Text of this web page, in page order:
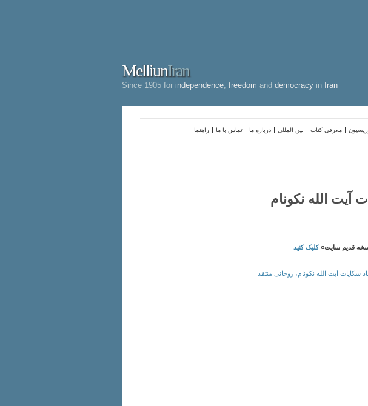
MelliunIran
Since 1905 for independence freedom and democracy in Iran
راهنما تماس با ما درباره ما بین المللی معرفی کتاب
آیت الله نکونام
قدیم سایت»کلیک کنید